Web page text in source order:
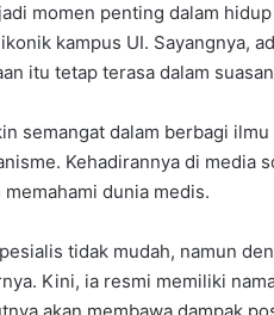
momen penting dalam
kampus UI. Sayangnya,
itu tetap terasa dalam
semangat dalam berbagi
Kehadirannya di media
dunia medis.
tidak mudah, namun
Kini, ia resmi memiliki